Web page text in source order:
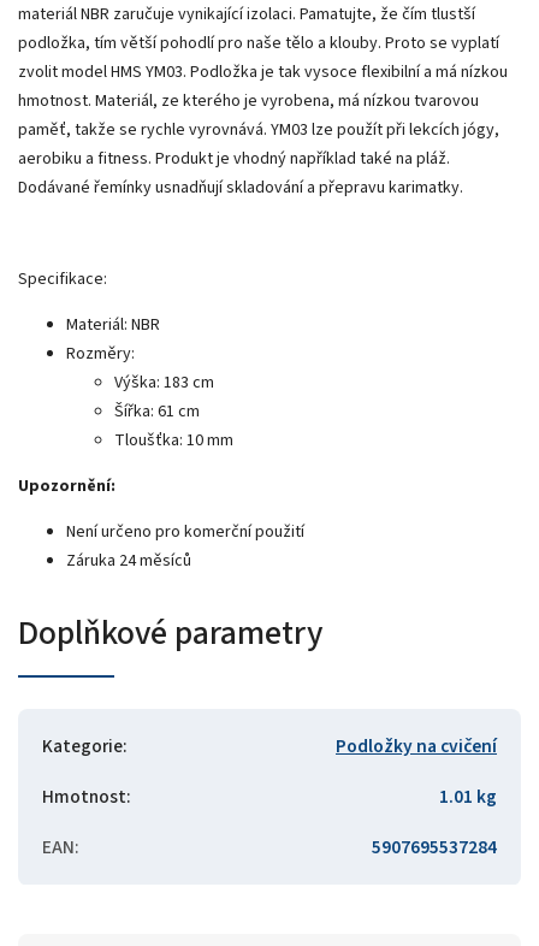
materiál NBR zaručuje vynikající izolaci. Pamatujte, že čím tlustší
podložka, tím větší pohodlí pro naše tělo a klouby. Proto se vyplatí
zvolit model HMS YM03. Podložka je tak vysoce flexibilní a má nízkou
hmotnost. Materiál, ze kterého je vyrobena, má nízkou tvarovou
paměť, takže se rychle vyrovnává. YM03 lze použít při lekcích jógy,
aerobiku a fitness. Produkt je vhodný například také na pláž.
Dodávané řemínky usnadňují skladování a přepravu karimatky.
Specifikace:
Materiál: NBR
Rozměry:
Výška: 183 cm
Šířka: 61 cm
Tloušťka: 10 mm
Upozornění:
Není určeno pro komerční použití
Záruka 24 měsíců
Doplňkové parametry
Kategorie:
Podložky na cvičení
Hmotnost:
1.01 kg
EAN: 5907695537284